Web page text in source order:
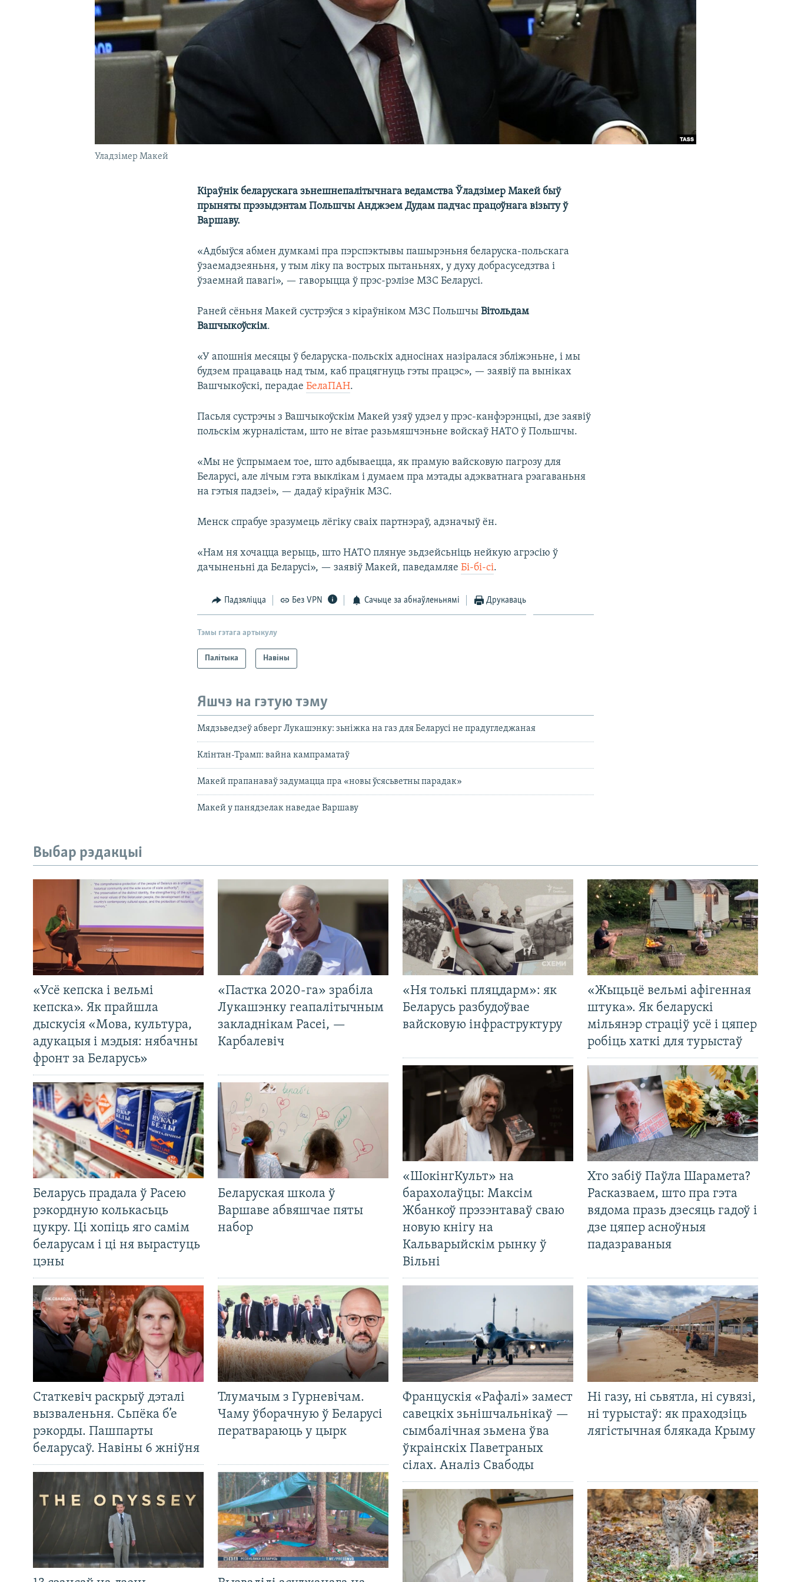
Уладзімер Макей
Кіраўнік беларускага зьнешнепалітычнага ведамства Ўладзімер Макей быў
прыняты прэзыдэнтам Польшчы Анджэем Дудам падчас працоўнага візыту ў
Варшаву.
«Адбыўся абмен думкамі пра пэрспэктывы пашырэньня беларуска-польскага
ўзаемадзеяньня, у тым ліку па вострых пытаньнях, у духу добрасуседзтва і
ўзаемнай павагі», — гаворыцца ў прэс-рэлізе МЗС Беларусі.
Раней сёньня Макей сустрэўся з кіраўніком МЗС ПольшчыВітольдам
Вашчыкоўскім.
«У апошнія месяцы ў беларуска-польскіх адносінах назіралася збліжэньне, і мы
будзем працаваць над тым, каб працягнуць гэты працэс», — заявіў па выніках
Вашчыкоўскі, перадаеБелаПАН.
Пасьля сустрэчы з Вашчыкоўскім Макей узяў удзел у прэс-канфэрэнцыі, дзе заявіў
польскім журналістам, што не вітае разьмяшчэньне войскаў НАТО ў Польшчы.
«Мы не ўспрымаем тое, што адбываецца, як прамую вайсковую пагрозу для
Беларусі, але лічым гэта выклікам і думаем пра мэтады адэкватнага рэагаваньня
на гэтыя падзеі», — дадаў кіраўнік МЗС.
Менск спрабуе зразумець лёгіку сваіх партнэраў, адзначыў ён.
«Нам ня хочацца верыць, што НАТО плянуе зьдзейсьніць нейкую агрэсію ў
дачыненьні да Беларусі», — заявіў Макей, паведамляеБі-бі-сі.
Падзяліцца Без VPN Сачыце за абнаўленьнямі Друкаваць
Тэмы гэтага артыкулу
Палітыка Навіны
Яшчэ на гэтую тэму
Мядзьведзеў абверг Лукашэнку: зьніжка на газ для Беларусі не прадугледжаная
Клінтан-Трамп: вайна кампраматаў
Макей прапанаваў задумацца пра «новы ўсясьветны парадак»
Макей у панядзелак наведае Варшаву
Выбар рэдакцыі
«Усё кепска і вельмі
кепска». Як прайшла
дыскусія «Мова, культура,
адукацыя і мэдыя: нябачны
фронт за Беларусь»
«Пастка 2020-га» зрабіла
Лукашэнку геапалітычным
закладнікам Расеі, —
Карбалевіч
Беларусь прадала ў Расею
рэкордную колькасьць
цукру. Ці хопіць яго самім
беларусам і ці ня вырастуць
цэны
Беларуская школа ў
Варшаве абвяшчае пяты
набор
Статкевіч раскрыў дэталі
вызваленьня. Сьпёка б’е
рэкорды. Пашпарты
беларусаў. Навіны 6 жніўня
Тлумачым з Гурневічам.
Чаму ўборачную ў Беларусі
ператвараюць у цырк
«Ня толькі пляцдарм»: як
Беларусь разбудоўвае
вайсковую інфраструктуру
«Жыцьцё вельмі афігенная
штука». Як беларускі
мільянэр страціў усё і цяпер
робіць хаткі для турыстаў
«ШокінгКульт» на
барахолаўцы: Максім
Жбанкоў прэзэнтаваў сваю
новую кнігу на
Кальварыйскім рынку ў
Вільні
Хто забіў Паўла Шарамета?
Расказваем, што пра гэта
вядома празь дзесяць гадоў і
дзе цяпер асноўныя
падазраваныя
Францускія «Рафалі» замест
савецкіх зьнішчальнікаў —
сымбалічная зьмена ўва
ўкраінскіх Паветраных
сілах. Аналіз Свабоды
Ні газу, ні сьвятла, ні сувязі,
ні турыстаў: як праходзіць
лягістычная блякада Крыму